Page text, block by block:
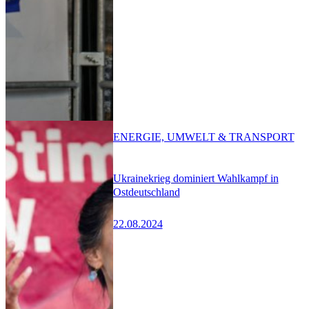
Ukrainekrieg dominiert Wahlkampf in
Ostdeutschland
22.08.2024
ENERGIE, UMWELT & TRANSPORT